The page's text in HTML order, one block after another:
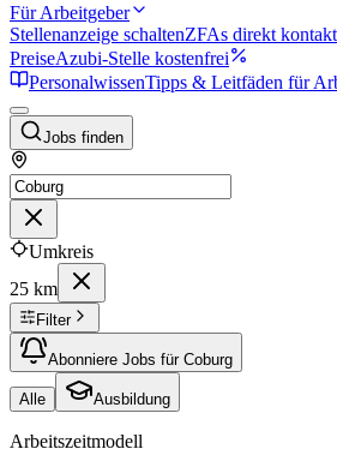
Für Arbeitgeber
Stellenanzeige schaltenZFAs direkt
PreiseAzubi-Stelle kostenfrei
PersonalwissenTipps & Leitfäden für
Jobs finden
Umkreis
25 km
Filter
Abonniere Jobs für Coburg
Alle Ausbildung
Arbeitszeitmodell